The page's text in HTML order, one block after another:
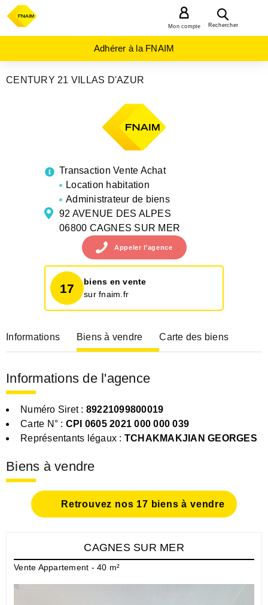
Rechercher
Mon compte
Adhérer à la FNAIM
CENTURY 21 VILLAS D'AZUR
Transaction Vente Achat
Location habitation
Administrateur de biens
92 AVENUE DES ALPES
06800 CAGNES SUR MER
Appeler l’agence
17
biens en vente
sur fnaim.fr
Informations Biens à vendre Carte des biens
Informations de l'agence
Numéro Siret : 89221099800019
Carte N° : CPI 0605 2021 000 000 039
Représentants légaux : TCHAKMAKJIAN GEORGES
Biens à vendre
Retrouvez nos 17 biens à vendre
CAGNES SUR MER
Vente Appartement - 40 m²